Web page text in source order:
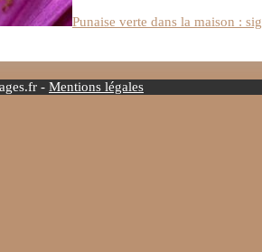
Punaise verte dans la maison :
- Mentions légales